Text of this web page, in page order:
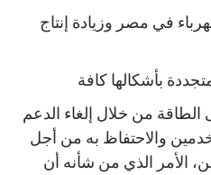
في مصر وزيادة إنتاج
بأشكالها كافة
من خلال إلغاء الدعم
والاحتفاظ به من أجل
الأمر الذي من شأنه أن